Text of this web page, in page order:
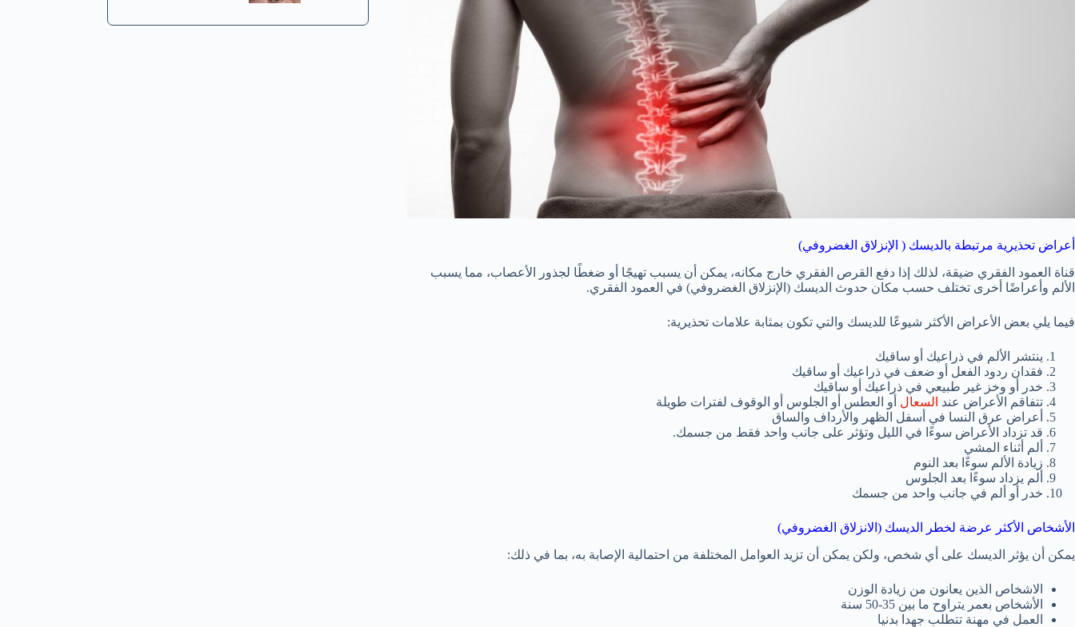
أعراض تحذيرية مرتبطة بالديسك ( الإنزلاق الغضروفي)
قناة العمود الفقري ضيقة، لذلك إذا دفع القرص الفقري خارج مكانه، يمكن أن يسبب تهيجًا أو ضغطًا لجذور الأعصاب، مما يسبب
الألم وأعراضًا أخرى تختلف حسب مكان حدوث الديسك (الإنزلاق الغضروفي) في العمود الفقري.
فيما يلي بعض الأعراض الأكثر شيوعًا للديسك والتي تكون بمثابة علامات تحذيرية:
ينتشر الألم في ذراعيك أو ساقيك
فقدان ردود الفعل أو ضعف في ذراعيك أو ساقيك
خدر أو وخز غير طبيعي في ذراعيك أو ساقيك
تتفاقم الأعراض عند السعال أو العطس أو الجلوس أو الوقوف لفترات طويلة
أعراض عرق النسا في أسفل الظهر والأرداف والساق
قد تزداد الأعراض سوءًا في الليل وتؤثر على جانب واحد فقط من جسمك.
ألم أثناء المشي
زيادة الألم سوءًا بعد النوم
ألم يزداد سوءًا بعد الجلوس
خدر أو ألم في جانب واحد من جسمك
الأشخاص الأكثر عرضة لخطر الديسك (الانزلاق الغضروفي)
يمكن أن يؤثر الديسك على أي شخص، ولكن يمكن أن تزيد العوامل المختلفة من احتمالية الإصابة به، بما في ذلك:
الاشخاص الذين يعانون من زيادة الوزن
الأشخاص بعمر يتراوح ما بين 35-50 سنة
العمل في مهنة تتطلب جهدا بدنيا